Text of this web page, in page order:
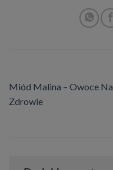
Miód Malina – Owoce Na
Zdrowie